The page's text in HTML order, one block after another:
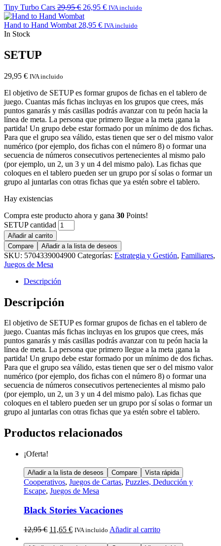
Tiny Turbo Cars 29,95€ 26,95 € IVA incluido
Hand to Hand Wombat 28,95 € IVA incluido
In Stock
SETUP
29,95 € IVA incluido
El objetivo de SETUP es formar grupos de fichas en el tablero de
juego. Cuantas más fichas incluyas en los grupos que crees, más
puntos ganarás y más casillas podrás avanzar con tu peón hacia la
línea de meta. La persona que primero llegue a la meta ¡gana la
partida! Un grupo debe estar formado por un mínimo de dos fichas.
Para que el grupo sea válido, estas tienen que ser o del mismo valor
numérico (por ejemplo, dos fichas con el número 8) o formar una
secuencia de números consecutivos pertenecientes al mismo palo
(por ejemplo, un 2, un 3 y un 4 del mismo palo). Las fichas que
coloques en el tablero pueden ser un grupo por sí solas o formar un
grupo al juntarlas con otras fichas que ya estén sobre el tablero.
Hay existencias
Compra este producto ahora y gana 30 Points!
SETUP cantidad
Añadir al carrito
Compare
Añadir a la lista de deseos
SKU: 5704339004900 Categorías: Estrategia y Gestión, Familiares,
Juegos de Mesa
Descripción
Descripción
El objetivo de SETUP es formar grupos de fichas en el tablero de
juego. Cuantas más fichas incluyas en los grupos que crees, más
puntos ganarás y más casillas podrás avanzar con tu peón hacia la
línea de meta. La persona que primero llegue a la meta ¡gana la
partida! Un grupo debe estar formado por un mínimo de dos fichas.
Para que el grupo sea válido, estas tienen que ser o del mismo valor
numérico (por ejemplo, dos fichas con el número 8) o formar una
secuencia de números consecutivos pertenecientes al mismo palo
(por ejemplo, un 2, un 3 y un 4 del mismo palo). Las fichas que
coloques en el tablero pueden ser un grupo por sí solas o formar un
grupo al juntarlas con otras fichas que ya estén sobre el tablero.
Productos relacionados
¡Oferta!
Añadir a la lista de deseos Compare Vista rápida
Cooperativos, Juegos de Cartas, Puzzles, Deducción y
Escape, Juegos de Mesa
Black Stories Vacaciones
12,95€ 11,65 € IVA incluido Añadir al carrito